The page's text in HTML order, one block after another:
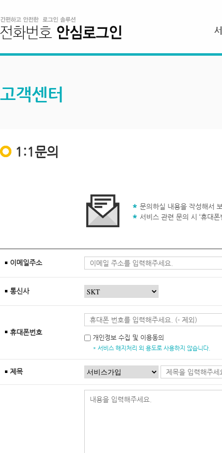
고객센터
1:1문의
문의하실 내용을 작성해서
서비스 관련 문의 시 ‘휴대
이메일주소
통신사
휴대폰번호
개인정보 수집 및 이용동의
* 서비스 해지처리 외 용도로 사용하지 않습니다.
제목